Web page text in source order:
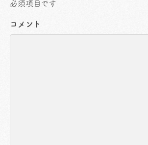
必須項目です
コメント